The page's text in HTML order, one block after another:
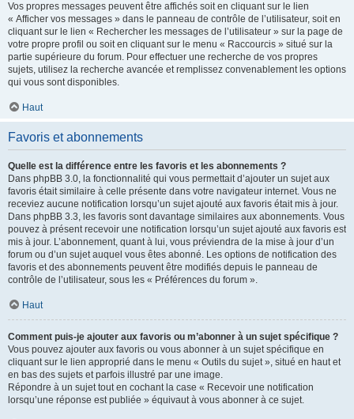
Vos propres messages peuvent être affichés soit en cliquant sur le lien
« Afficher vos messages » dans le panneau de contrôle de l’utilisateur, soit en
cliquant sur le lien « Rechercher les messages de l’utilisateur » sur la page de
votre propre profil ou soit en cliquant sur le menu « Raccourcis » situé sur la
partie supérieure du forum. Pour effectuer une recherche de vos propres
sujets, utilisez la recherche avancée et remplissez convenablement les options
qui vous sont disponibles.
Haut
Favoris et abonnements
Quelle est la différence entre les favoris et les abonnements ?
Dans phpBB 3.0, la fonctionnalité qui vous permettait d’ajouter un sujet aux
favoris était similaire à celle présente dans votre navigateur internet. Vous ne
receviez aucune notification lorsqu’un sujet ajouté aux favoris était mis à jour.
Dans phpBB 3.3, les favoris sont davantage similaires aux abonnements. Vous
pouvez à présent recevoir une notification lorsqu’un sujet ajouté aux favoris est
mis à jour. L’abonnement, quant à lui, vous préviendra de la mise à jour d’un
forum ou d’un sujet auquel vous êtes abonné. Les options de notification des
favoris et des abonnements peuvent être modifiés depuis le panneau de
contrôle de l’utilisateur, sous les « Préférences du forum ».
Haut
Comment puis-je ajouter aux favoris ou m’abonner à un sujet spécifique ?
Vous pouvez ajouter aux favoris ou vous abonner à un sujet spécifique en
cliquant sur le lien approprié dans le menu « Outils du sujet », situé en haut et
en bas des sujets et parfois illustré par une image.
Répondre à un sujet tout en cochant la case « Recevoir une notification
lorsqu’une réponse est publiée » équivaut à vous abonner à ce sujet.